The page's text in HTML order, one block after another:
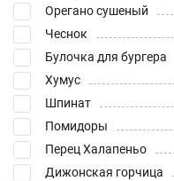
Орегано сушеный
Чеснок
Булочка для бургера
Хумус
Шпинат
Помидоры
Перец Халапеньо
Дижонская горчица